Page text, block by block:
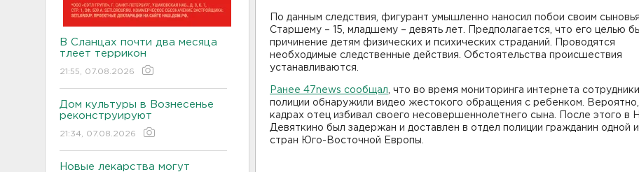
В Сланцах почти два месяца
тлеет террикон
21:55, 07.08.2026
Дом культуры в Вознесенье
реконструируют
21:34, 07.08.2026
Новые лекарства могут
По данным следствия, фигурант умышленно наносил побои своим
Старшему – 15, младшему – девять лет. Предполагается, что его целью
причинение детям физических и психических страданий. Проводятся
необходимые следственные действия. Обстоятельства происшествия
устанавливаются.
Ранее 47news сообщал , что во время мониторинга интернета сотрудники
полиции обнаружили видео жестокого обращения с ребенком. Вероятно,
кадрах отец избивал своего несовершеннолетнего сына. После этого в
Девяткино был задержан и доставлен в отдел полиции гражданин одной
стран Юго-Восточной Европы.